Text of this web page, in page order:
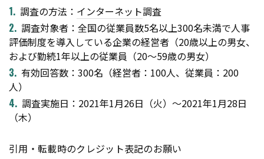
調査の方法： インターネット調査
調査対象者：全国の従業員数5名以上300名未満で人事
評価制度を導入している企業の経営者（20歳以上の男女、
および勤続1年以上の従業員（20～59歳の男女）
有効回答数：300名（経営者：100人、従業員：200
人）
調査実施日：2021年1月26日（火）～2021年1月28日
（木）
引用・転載時のクレジット表記のお願い